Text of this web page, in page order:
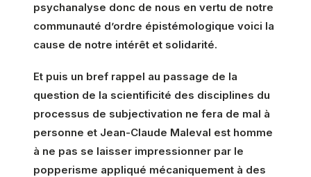
psychanalyse donc de nous en vertu de notre
communauté d’ordre épistémologique voici la
cause de notre intérêt et solidarité.
Et puis un bref rappel au passage de la
question de la scientificité des disciplines du
processus de subjectivation ne fera de mal à
personne et Jean-Claude Maleval est homme
à ne pas se laisser impressionner par le
popperisme appliqué mécaniquement à des